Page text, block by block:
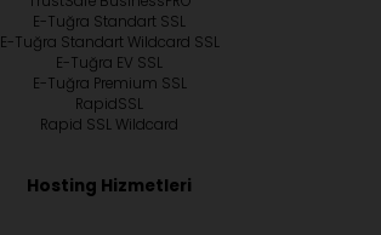
E-Tuğra Standart SSL
E-Tuğra Standart Wildcard SSL
E-Tuğra EV SSL
E-Tuğra Premium SSL
RapidSSL
Rapid SSL Wildcard
Hosting Hizmetleri